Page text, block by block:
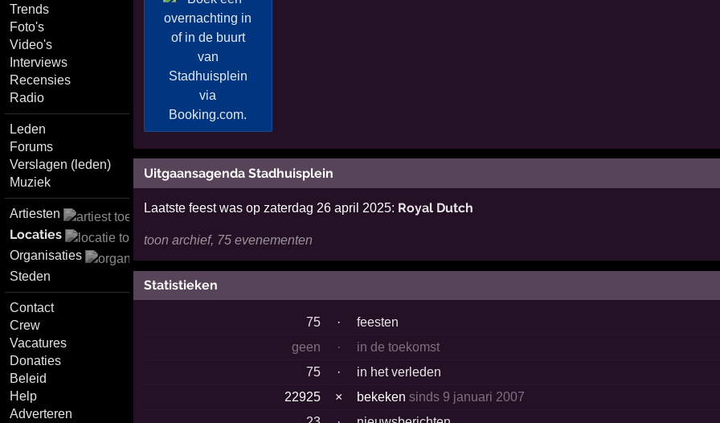
Trends
Foto's
Video's
Interviews
Recensies
Radio
Leden
Forums
Verslagen (leden)
Muziek
Artiesten
Locaties
Organisaties
Steden
Contact
Crew
Vacatures
Donaties
Beleid
Help
Adverteren
Uitgaansagenda Stadhuisplein
Laatste feest was op zaterdag 26 april 2025: Royal Dutch
toon archief, 75 evenementen
Statistieken
75 ·
feesten
geen
·
in de toekomst
75
·
in het verleden
22925
× bekekensinds 9 januari 2007